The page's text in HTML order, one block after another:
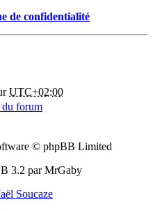
de confidentialité
UTC+02:00
du forum
© phpBB Limited
3.2 par MrGaby
Soucaze